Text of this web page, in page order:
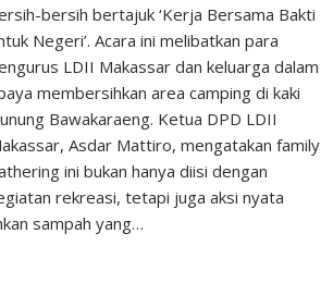
bersih bertajuk ‘Kerja Bersama Bakti
Negeri’. Acara ini melibatkan para
LDII Makassar dan keluarga dalam
membersihkan area camping di kaki
Bawakaraeng. Ketua DPD LDII
Asdar Mattiro, mengatakan family
ini bukan hanya diisi dengan
rekreasi, tetapi juga aksi nyata
sampah yang…